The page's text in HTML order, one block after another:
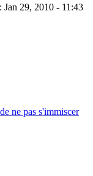
Jan 29, 2010 - 11:43
ne pas s'immiscer